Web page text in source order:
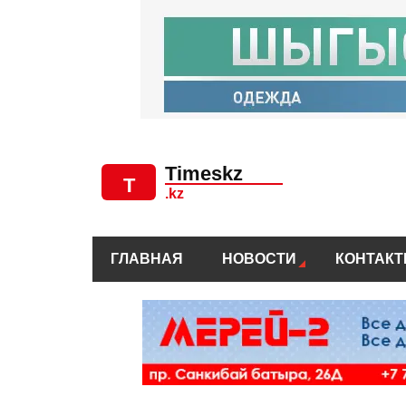
ГЛАВНАЯ НОВОСТИ